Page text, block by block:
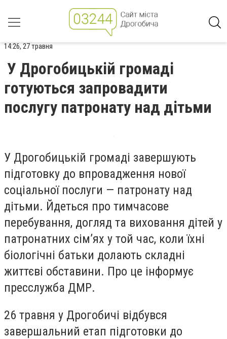
14:26, 27 травня
У Дрогобицькій громаді
готуються запровадити
послугу патронату над дітьми
У Дрогобицькій громаді завершують
підготовку до впровадження нової
соціальної послуги — патронату над
дітьми. Йдеться про тимчасове
перебування, догляд та виховання дітей у
патронатних сім’ях у той час, коли їхні
біологічні батьки долають складні
життєві обставини. Про це інформує
пресслужба ДМР.
26 травня у Дрогобичі відбувся
завершальний етап підготовки до